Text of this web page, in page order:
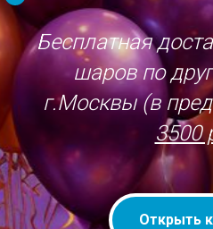
Бесплатная
шаров по
г.Москвы (в
3500
Открыть